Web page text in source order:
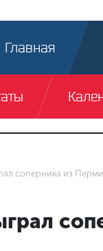
Главная
соперника из Перми